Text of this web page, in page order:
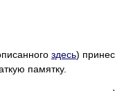
здесь)
памятку.